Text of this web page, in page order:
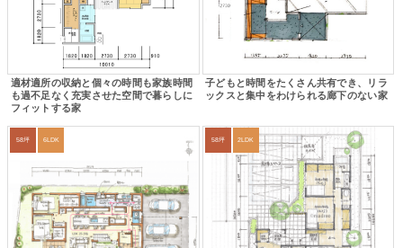
適材適所の収納と個々の時間も家族時間
も過不足なく充実させた空間で暮らしに
フィットする家
子どもと時間をたくさん共有でき、リラ
ックスと集中をわけられる廊下のない家
58坪 6LDK 58坪 2LDK